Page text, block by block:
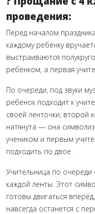
проведения:
Перед началом
каждому ребёнку
выстраиваются
ребёнком, а первая
По очереди, под звуки
ребёнок подходит к
своей ленточки, второй
натянута — она
учеником и первым
подходить по двое.
Учительница по
каждой ленты. Этот
готовы двигаться
навсегда останется с